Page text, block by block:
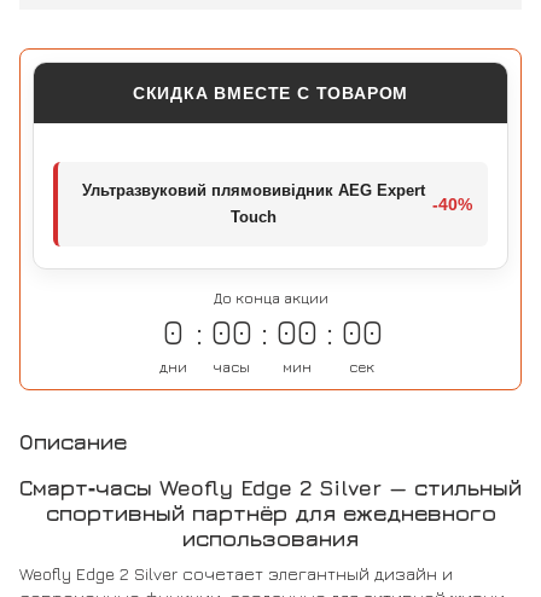
СКИДКА ВМЕСТЕ С ТОВАРОМ
Ультразвуковий плямовивідник AEG Expert
Touch
-40%
До конца акции
0
дни
00
часы
00
мин
00
сек
Описание
Смарт‑часы Weofly Edge 2 Silver — стильный
спортивный партнёр для ежедневного
использования
Weofly Edge 2 Silver сочетает элегантный дизайн и